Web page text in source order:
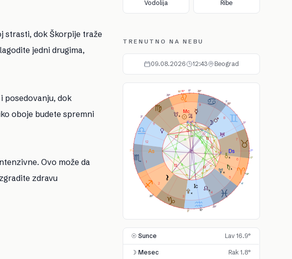
strasti, dok Škorpije traže
jedni drugima,
posedovanju, dok
oboje budete spremni
Ovo može da
zdravu
Vodolija Ribe
TRENUTNO NA NEBU
09.08.2026 12:43 Beograd
1
2
3
4
5
6
7
8
9
10
11
12
16°
1°
29°
2°
28°
8°
14°
5°
4°
3°
29°
0°
7°
16°
7°
16°
25°
29°
☉ Sunce Lav 16.9°
☽ Mesec Rak 1.8°